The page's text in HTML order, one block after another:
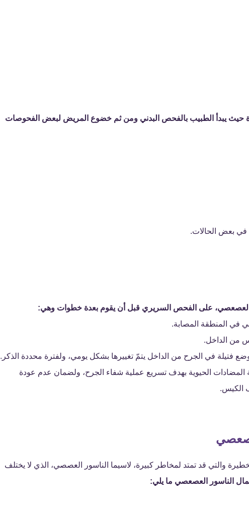
يبدأ الطبيب بالفحص البدني ومن ثم خضوع المريض لبعض الفحوصات
في بعض الحالات.
العصعصي، على الفحص السريري قبل أن يقوم بعدة خطوات وهي:
في المنطقة المصابة.
من الداخل.
فتيلة في الجرح من الداخل يتمّ تغييرها بشكل يومي، ولفترة محددة الذكر.
الحيوية بهدف تسريع عملية شفاء الجرح، ولضمان عدم عودة
الكيس.
والتي قد تمتد لمخاطر كبيرة، لاسيما الناسور العصصي، الذي لا يختلف
الناسور العصعصي ما يلي: